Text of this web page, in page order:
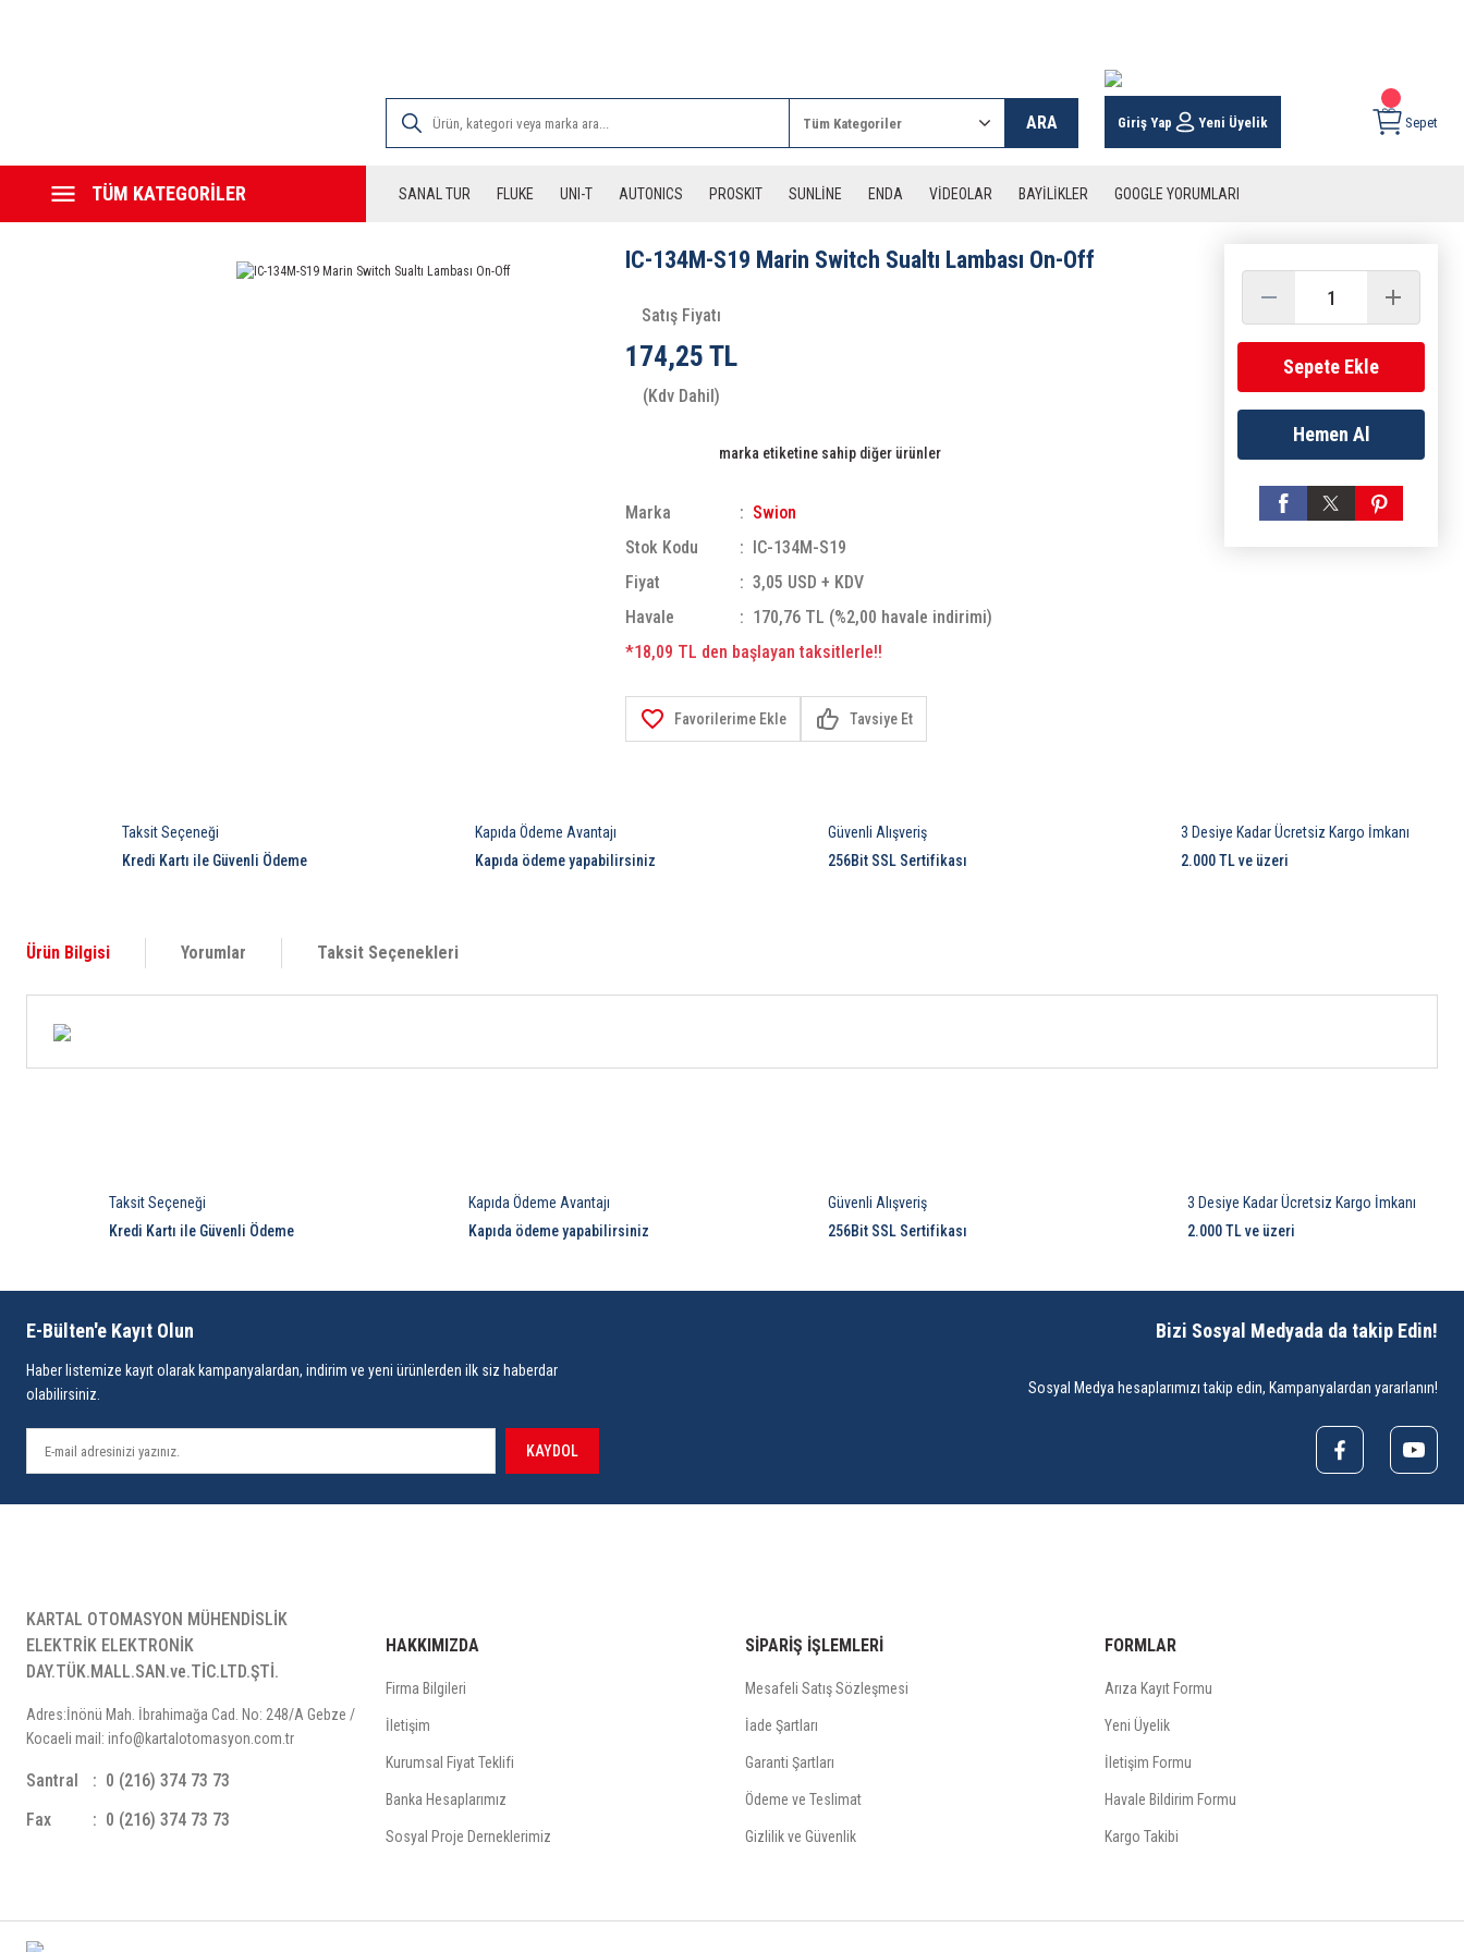
ARA Giriş Yap Yeni Üyelik Sepet
TÜM KATEGORİLER SANAL TUR FLUKE UNI-T AUTONICS PROSKIT SUNLİNE ENDA VİDEOLAR BAYİLİKLER GOOGLE YORUMLARI
IC-134M-S19 Marin Switch Sualtı Lambası On-Off
Satış Fiyatı
174,25 TL
(Kdv Dahil)
marka etiketine sahip diğer ürünler
Marka
Swion
Stok Kodu
IC-134M-S19
Fiyat
3,05 USD + KDV
Havale
170,76 TL (%2,00 havale indirimi)
*18,09 TL den başlayan taksitlerle!!
Tavsiye Et
Sepete Ekle
Hemen Al
3 Desiye Kadar Ücretsiz Kargo İmkanı
2.000 TL ve üzeri
Kapıda Ödeme Avantajı
Kapıda ödeme yapabilirsiniz
Güvenli Alışveriş
256Bit SSL Sertifikası
Taksit Seçeneği
Kredi Kartı ile Güvenli Ödeme
Ürün Bilgisi Yorumlar Taksit Seçenekleri
3 Desiye Kadar Ücretsiz Kargo İmkanı
2.000 TL ve üzeri
Kapıda Ödeme Avantajı
Kapıda ödeme yapabilirsiniz
Güvenli Alışveriş
256Bit SSL Sertifikası
Taksit Seçeneği
Kredi Kartı ile Güvenli Ödeme
E-Bülten'e Kayıt Olun
Haber listemize kayıt olarak kampanyalardan, indirim ve yeni ürünlerden ilk siz haberdar
olabilirsiniz.
KAYDOL
Bizi Sosyal Medyada da takip Edin!
Sosyal Medya hesaplarımızı takip edin, Kampanyalardan yararlanın!
KARTAL OTOMASYON MÜHENDİSLİK
ELEKTRİK ELEKTRONİK
DAY.TÜK.MALL.SAN.ve.TİC.LTD.ŞTİ.
Adres:İnönü Mah. İbrahimağa Cad. No: 248/A Gebze /
Kocaeli mail: info@kartalotomasyon.com.tr
Santral
0 (216) 374 73 73
Fax
0 (216) 374 73 73
HAKKIMIZDA
Firma Bilgileri
İletişim
Kurumsal Fiyat Teklifi
Banka Hesaplarımız
Sosyal Proje Derneklerimiz
SİPARİŞ İŞLEMLERİ
Mesafeli Satış Sözleşmesi
İade Şartları
Garanti Şartları
Ödeme ve Teslimat
Gizlilik ve Güvenlik
FORMLAR
Arıza Kayıt Formu
Yeni Üyelik
İletişim Formu
Havale Bildirim Formu
Kargo Takibi